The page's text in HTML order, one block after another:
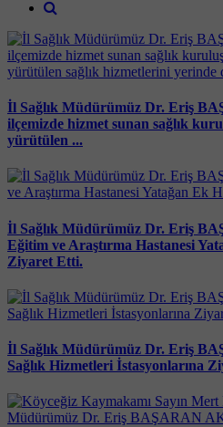
İl Sağlık Müdürümüz Dr. Eriş
ilçemizde hizmet sunan sağlık
yürütülen ...
İl Sağlık Müdürümüz Dr. Eriş
Eğitim ve Araştırma Hastanesi
Ziyaret Etti.
İl Sağlık Müdürümüz Dr. Eriş
Sağlık Hizmetleri İstasyonlarına